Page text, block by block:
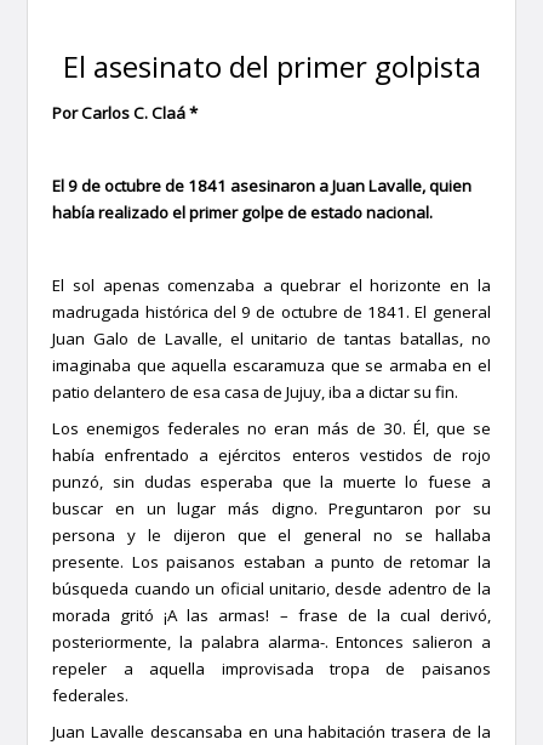
El asesinato del primer golpista
Por Carlos C. Claá *
El 9 de octubre de 1841 asesinaron a Juan Lavalle, quien
había realizado el primer golpe de estado nacional.
El sol apenas comenzaba a quebrar el horizonte en la
madrugada histórica del 9 de octubre de 1841. El general
Juan Galo de Lavalle, el unitario de tantas batallas, no
imaginaba que aquella escaramuza que se armaba en el
patio delantero de esa casa de Jujuy, iba a dictar su fin.
Los enemigos federales no eran más de 30. Él, que se
había enfrentado a ejércitos enteros vestidos de rojo
punzó, sin dudas esperaba que la muerte lo fuese a
buscar en un lugar más digno. Preguntaron por su
persona y le dijeron que el general no se hallaba
presente. Los paisanos estaban a punto de retomar la
búsqueda cuando un oficial unitario, desde adentro de la
morada gritó ¡A las armas! – frase de la cual derivó,
posteriormente, la palabra alarma-. Entonces salieron a
repeler a aquella improvisada tropa de paisanos
federales.
Juan Lavalle descansaba en una habitación trasera de la